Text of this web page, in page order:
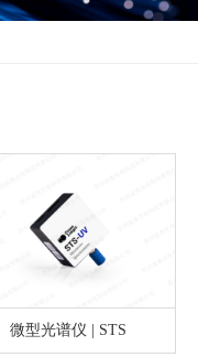
微型光谱仪 | STS